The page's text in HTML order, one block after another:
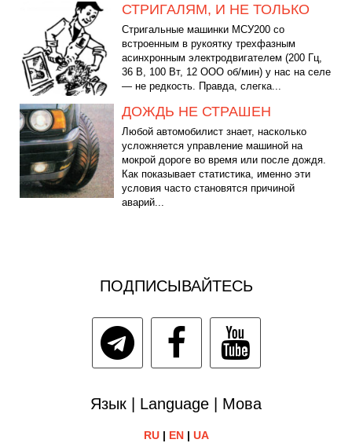
СТРИГАЛЯМ, И НЕ ТОЛЬКО
Стригальные машинки МСУ200 со
встроенным в рукоятку трехфазным
асинхронным электродвигателем (200 Гц,
36 В, 100 Вт, 12 ООО об/мин) у нас на селе
— не редкость. Правда, слегка...
ДОЖДЬ НЕ СТРАШЕН
Любой автомобилист знает, насколько
усложняется управление машиной на
мокрой дороге во время или после дождя.
Как показывает статистика, именно эти
условия часто становятся причиной
аварий...
ПОДПИСЫВАЙТЕСЬ
Язык | Language | Мова
RU| EN| UA